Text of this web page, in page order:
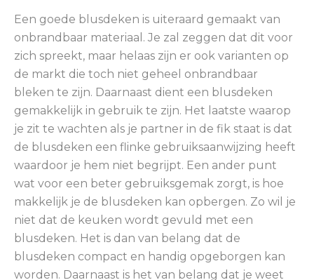
Een goede blusdeken is uiteraard gemaakt van
onbrandbaar materiaal. Je zal zeggen dat dit voor
zich spreekt, maar helaas zijn er ook varianten op
de markt die toch niet geheel onbrandbaar
bleken te zijn. Daarnaast dient een blusdeken
gemakkelijk in gebruik te zijn. Het laatste waarop
je zit te wachten als je partner in de fik staat is dat
de blusdeken een flinke gebruiksaanwijzing heeft
waardoor je hem niet begrijpt. Een ander punt
wat voor een beter gebruiksgemak zorgt, is hoe
makkelijk je de blusdeken kan opbergen. Zo wil je
niet dat de keuken wordt gevuld met een
blusdeken. Het is dan van belang dat de
blusdeken compact en handig opgeborgen kan
worden. Daarnaast is het van belang dat je weet